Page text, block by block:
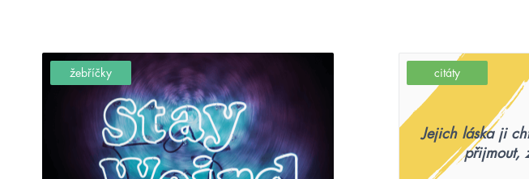
žebříčky citáty
Jejich láska ji
přijmout,